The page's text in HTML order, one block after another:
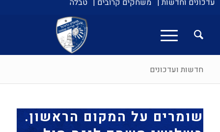
עדכונים וחדשות | משחקים קרובים | טבלה
חדשות ועדכונים
שומרים על המקום הראשון.